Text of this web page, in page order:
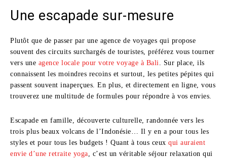
Une escapade sur-mesure
Plutôt que de passer par une agence de voyages qui propose
souvent des circuits surchargés de touristes, préférez vous tourner
vers une agence locale pour votre voyage à Bali. Sur place, ils
connaissent les moindres recoins et surtout, les petites pépites qui
passent souvent inaperçues. En plus, et directement en ligne, vous
trouverez une multitude de formules pour répondre à vos envies.
Escapade en famille, découverte culturelle, randonnée vers les
trois plus beaux volcans de l’Indonésie… Il y en a pour tous les
styles et pour tous les budgets ! Quant à tous ceux qui auraient
envie d’une retraite yoga, c’est un véritable séjour relaxation qui